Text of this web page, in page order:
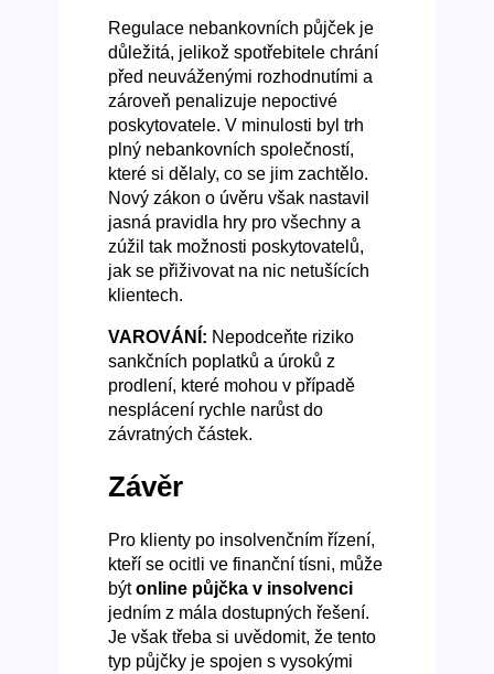
Regulace nebankovních půjček je
důležitá, jelikož spotřebitele chrání
před neuváženými rozhodnutími a
zároveň penalizuje nepoctivé
poskytovatele. V minulosti byl trh
plný nebankovních společností,
které si dělaly, co se jim zachtělo.
Nový zákon o úvěru však nastavil
jasná pravidla hry pro všechny a
zúžil tak možnosti poskytovatelů,
jak se přiživovat na nic netušících
klientech.
VAROVÁNÍ: Nepodceňte riziko
sankčních poplatků a úroků z
prodlení, které mohou v případě
nesplácení rychle narůst do
závratných částek.
Závěr
Pro klienty po insolvenčním řízení,
kteří se ocitli ve finanční tísni, může
býtonline půjčka v insolvenci
jedním z mála dostupných řešení.
Je však třeba si uvědomit, že tento
typ půjčky je spojen s vysokými